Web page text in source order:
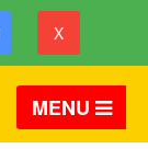
X
MENU